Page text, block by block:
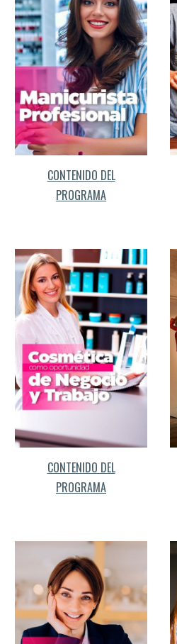
CONTENIDO DEL
PROGRAMA
CONTENIDO DEL
PROGRAMA